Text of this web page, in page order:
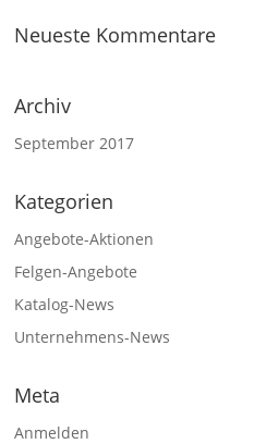
Neueste Kommentare
Archiv
September 2017
Kategorien
Angebote-Aktionen
Felgen-Angebote
Katalog-News
Unternehmens-News
Meta
Anmelden